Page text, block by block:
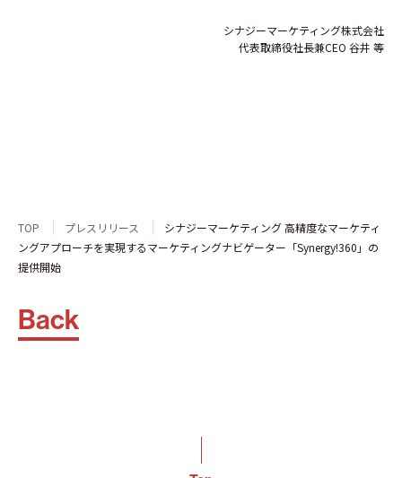
シナジーマーケティング株式会社
代表取締役社長兼CEO 谷井 等
TOP プレスリリース
シナジーマーケティング 高精度なマーケティ
ングアプローチを実現するマーケティングナビゲーター「Synergy!360」の
提供開始
Back